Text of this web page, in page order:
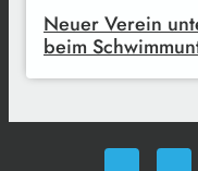
Neuer Verein
beim